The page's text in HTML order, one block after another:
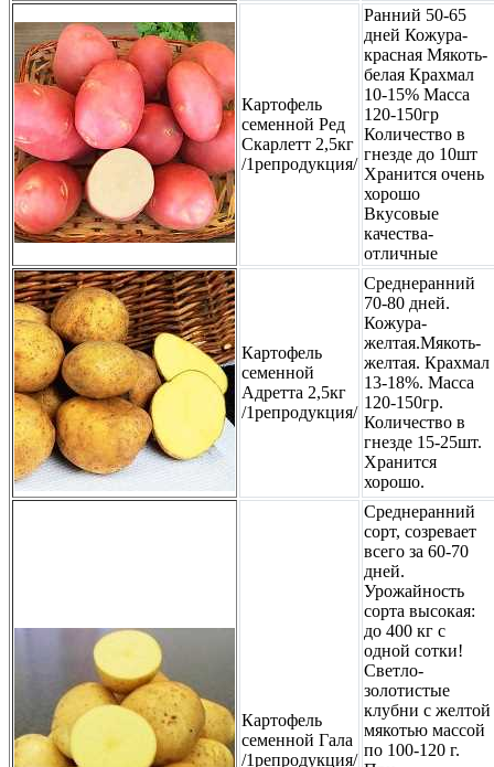
Картофель
семенной Ред
Скарлетт 2,5кг
/1репродукция/
Ранний 50-65
дней Кожура-
красная Мякоть-
белая Крахмал
10-15% Масса
120-150гр
Количество в
гнезде до 10шт
Хранится очень
хорошо
Вкусовые
качества-
отличные
Картофель
семенной
Адретта 2,5кг
/1репродукция/
Среднеранний
70-80 дней.
Кожура-
желтая.Мякоть-
желтая. Крахмал
13-18%. Масса
120-150гр.
Количество в
гнезде 15-25шт.
Хранится
хорошо.
Картофель
семенной Гала
/1репродукция/
Среднеранний
сорт, созревает
всего за 60-70
дней.
Урожайность
сорта высокая:
до 400 кг с
одной сотки!
Светло-
золотистые
клубни с желтой
мякотью массой
по 100-120 г.